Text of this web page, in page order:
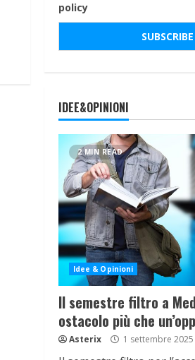
policy
IDEE&OPINIONI
2 MIN READ
Idee & Opinioni
Il semestre filtro a
ostacolo più che
Asterix 1 settembre 2025